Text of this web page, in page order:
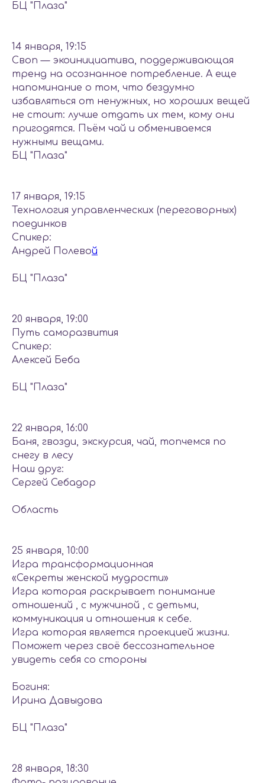
БЦ "Плаза"
14 января, 19:15
Своп — экоинициатива, поддерживающая
тренд на осознанное потребление. А еще
напоминание о том, что бездумно
избавляться от ненужных, но хороших вещей
не стоит: лучше отдать их тем, кому они
пригодятся. Пьём чай и обмениваемся
нужными вещами.
БЦ "Плаза"
17 января, 19:15
Технология управленческих (переговорных)
поединков
Спикер:
Андрей Полевой
БЦ "Плаза"
20 января, 19:00
Путь саморазвития
Спикер:
Алексей Беба
БЦ "Плаза"
22 января, 16:00
Баня, гвозди, экскурсия, чай, топчемся по
снегу в лесу
Наш друг:
Сергей Себадор
Область
25 января, 10:00
Игра трансформационная
«Секреты женской мудрости»
Игра которая раскрывает понимание
отношений , с мужчиной , с детьми,
коммуникация и отношения к себе.
Игра которая является проекцией жизни.
Поможет через своё бессознательное
увидеть себя со стороны
Богиня:
Ирина Давыдова
БЦ "Плаза"
28 января, 18:30